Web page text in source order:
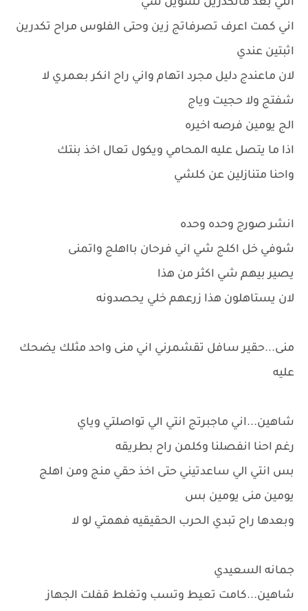
انتي بعد ماتكدرين تسوين شي
اني كمت اعرف تصرفاتج زين وحتى الفلوس مراح تكدرين
اثبتين عندي
لان ماعندج دليل مجرد اتهام واني راح انكر بعمري لا
شفتج ولا حجيت وياج
الج يومين فرصه اخيره
اذا ما يتصل عليه المحامي ويكول تعال اخذ بنتك
واحنا متنازلين عن كلشي
انشر صورج وحده وحده
شوفي خل اكلج شي اني فرحان بااهلج واتمنى
يصير بيهم شي اكثر من هذا
لان يستاهلون هذا زرعهم خلي يحصدونه
منى...حقير سافل تقشمرني اني منى واحد مثلك يضحك
عليه
شاهين...اني ماجبرتج انتي الي تواصلتي وياي
رغم احنا انفصلنا وكلمن راح بطريقه
بس انتي الي ساعدتيني حتى اخذ حقي منج ومن اهلج
يومين منى يومين بس
وبعدها راح تبدي الحرب الحقيقيه فهمتي لو لا
جمانه السعيدي
شاهين...كامت تعيط وتسب وتغلط قفلت الجهاز